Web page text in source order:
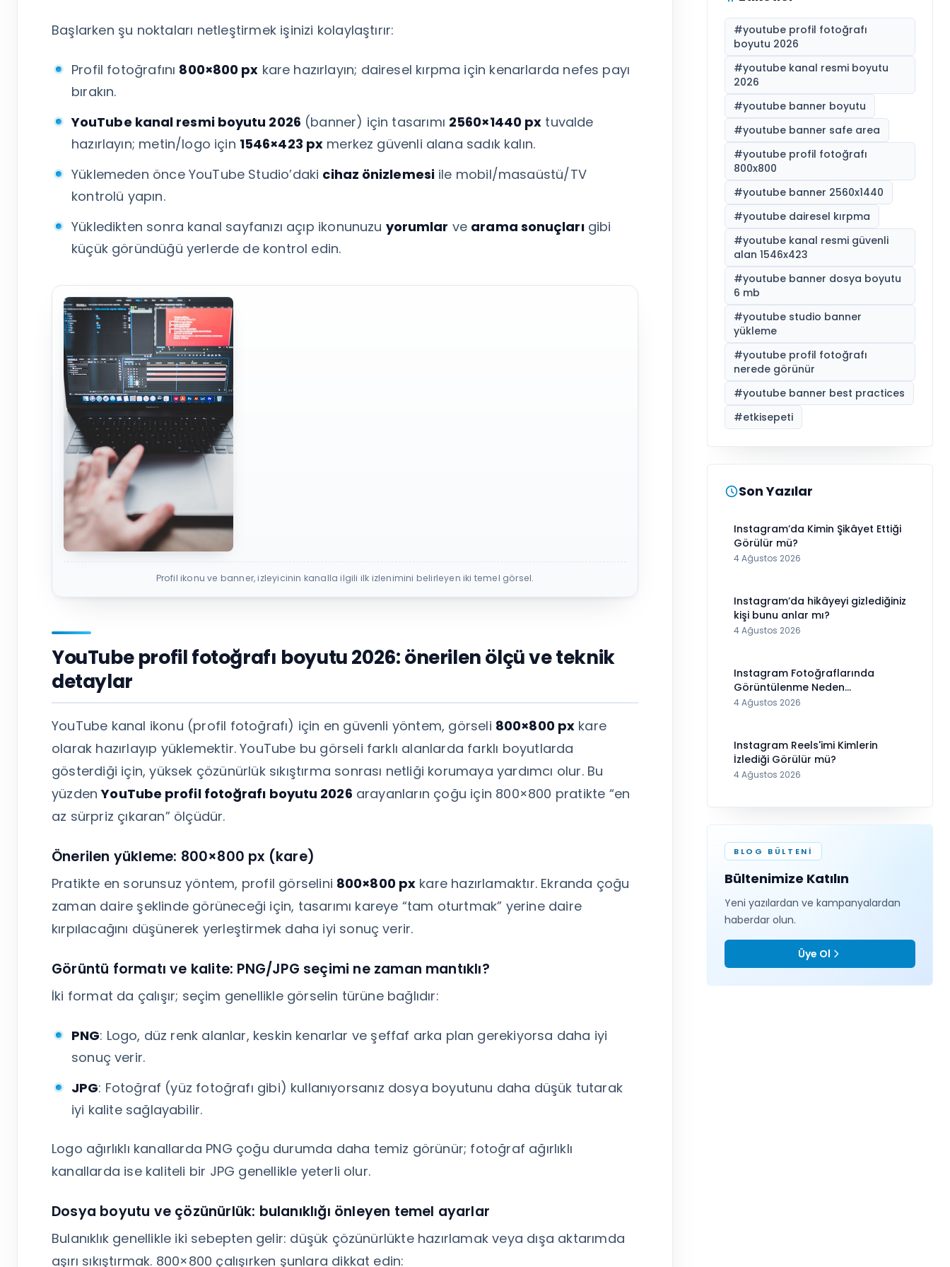
Başlarken şu noktaları netleştirmek işinizi kolaylaştırır:
Profil fotoğrafını 800×800 px kare hazırlayın; dairesel kırpma için kenarlarda nefes payı
bırakın.
YouTube kanal resmi boyutu 2026 (banner) için tasarımı 2560×1440 px tuvalde
hazırlayın; metin/logo için 1546×423 px merkez güvenli alana sadık kalın.
Yüklemeden önce YouTube Studio’daki cihaz önizlemesiile mobil/masaüstü/TV
kontrolü yapın.
Yükledikten sonra kanal sayfanızı açıp ikonunuzu yorumlar ve arama sonuçlarıgibi
küçük göründüğü yerlerde de kontrol edin.
Profil ikonu ve banner, izleyicinin kanalla ilgili ilk izlenimini belirleyen iki temel görsel.
YouTube profil fotoğrafı boyutu 2026: önerilen ölçü ve teknik
detaylar
YouTube kanal ikonu (profil fotoğrafı) için en güvenli yöntem, görseli 800×800 pxkare
olarak hazırlayıp yüklemektir. YouTube bu görseli farklı alanlarda farklı boyutlarda
gösterdiği için, yüksek çözünürlük sıkıştırma sonrası netliği korumaya yardımcı olur. Bu
yüzdenYouTube profil fotoğrafı boyutu 2026 arayanların çoğu için 800×800 pratikte “en
az sürpriz çıkaran” ölçüdür.
Önerilen yükleme: 800×800 px (kare)
Pratikte en sorunsuz yöntem, profil görselini 800×800 px kare hazırlamaktır. Ekranda çoğu
zaman daire şeklinde görüneceği için, tasarımı kareye “tam oturtmak” yerine daire
kırpılacağını düşünerek yerleştirmek daha iyi sonuç verir.
Görüntü formatı ve kalite: PNG/JPG seçimi ne zaman mantıklı?
İki format da çalışır; seçim genellikle görselin türüne bağlıdır:
PNG: Logo, düz renk alanlar, keskin kenarlar ve şeffaf arka plan gerekiyorsa daha iyi
sonuç verir.
JPG: Fotoğraf (yüz fotoğrafı gibi) kullanıyorsanız dosya boyutunu daha düşük tutarak
iyi kalite sağlayabilir.
Logo ağırlıklı kanallarda PNG çoğu durumda daha temiz görünür; fotoğraf ağırlıklı
kanallarda ise kaliteli bir JPG genellikle yeterli olur.
Dosya boyutu ve çözünürlük: bulanıklığı önleyen temel ayarlar
Bulanıklık genellikle iki sebepten gelir: düşük çözünürlükte hazırlamak veya dışa aktarımda
aşırı sıkıştırmak. 800×800 çalışırken şunlara dikkat edin:
#youtube profil fotoğrafı
boyutu 2026
#youtube kanal resmi boyutu
2026
#youtube banner boyutu
#youtube banner safe area
#youtube profil fotoğrafı
800x800
#youtube banner 2560x1440
#youtube dairesel kırpma
#youtube kanal resmi güvenli
alan 1546x423
#youtube banner dosya boyutu
6 mb
#youtube studio banner
yükleme
#youtube profil fotoğrafı
nerede görünür
#youtube banner best practices
#etkisepeti
Son Yazılar
Instagram’da Kimin Şikâyet Ettiği
Görülür mü?
4 Ağustos 2026
Instagram’da hikâyeyi gizlediğiniz
kişi bunu anlar mı?
4 Ağustos 2026
Instagram Fotoğraflarında
Görüntülenme Neden
Görünmüyor?
4 Ağustos 2026
Instagram Reels'imi Kimlerin
İzlediği Görülür mü?
4 Ağustos 2026
BLOG BÜLTENI
Bültenimize Katılın
Yeni yazılardan ve kampanyalardan
haberdar olun.
Üye Ol